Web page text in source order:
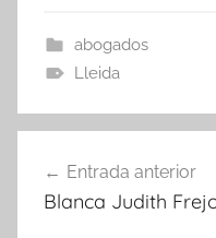
abogados
Lleida
de
Entrada anterior
Blanca Judith